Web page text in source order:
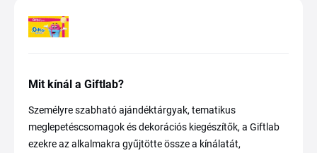
Mit kínál a Giftlab?
Személyre szabható ajándéktárgyak, tematikus
meglepetéscsomagok és dekorációs kiegészítők, a Giftlab
ezekre az alkalmakra gyűjtötte össze a kínálatát,